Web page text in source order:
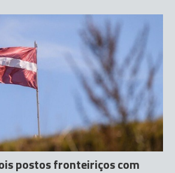
postos fronteiriços com